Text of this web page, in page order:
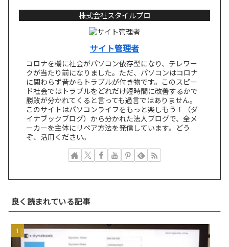
株式会社スタイルプロ
サイト管理者
コロナを機に社会がパソコン依存型になり、テレワー
クが当たり前になりました。ただ、パソコンはコロナ
に関わらず昔からトラブルが付き物です。このスピー
ド社会ではトラブルをどれだけ短時間に改善するかで
勝敗が分かれてくると言っても過言ではありません。
このサイトはパソコンライフをもっと楽しもう！（ダ
イナブックブログ）から分かれた法人ブログで、全メ
ーカーを主体にリペア方法を発信しています。どう
ぞ、活用ください。
良く読まれている記事